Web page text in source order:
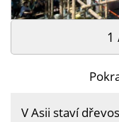
1
V Asii staví